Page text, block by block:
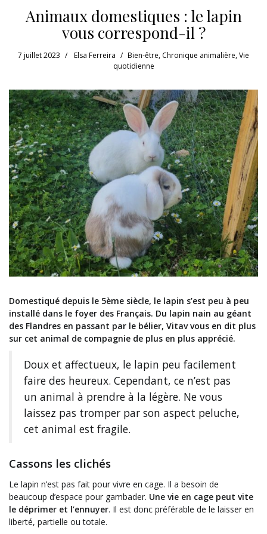
Animaux domestiques : le lapin
vous correspond-il ?
7 juillet 2023 Elsa Ferreira Bien-être, Chronique animalière,Vie
quotidienne
Domestiqué depuis le 5ème siècle, le lapin s’est peu à peu
installé dans le foyer des Français. Du lapin nain au géant
des Flandres en passant par le bélier, Vitav vous en dit plus
sur cet animal de compagnie de plus en plus apprécié.
Doux et affectueux, le lapin peu facilement
faire des heureux. Cependant, ce n’est pas
un animal à prendre à la légère. Ne vous
laissez pas tromper par son aspect peluche,
cet animal est fragile.
Cassons les clichés
Le lapin n’est pas fait pour vivre en cage. Il a besoin de
beaucoup d’espace pour gambader. Une vie en cage peut vite
le déprimer et l’ennuyer. Il est donc préférable de le laisser en
liberté, partielle ou totale.